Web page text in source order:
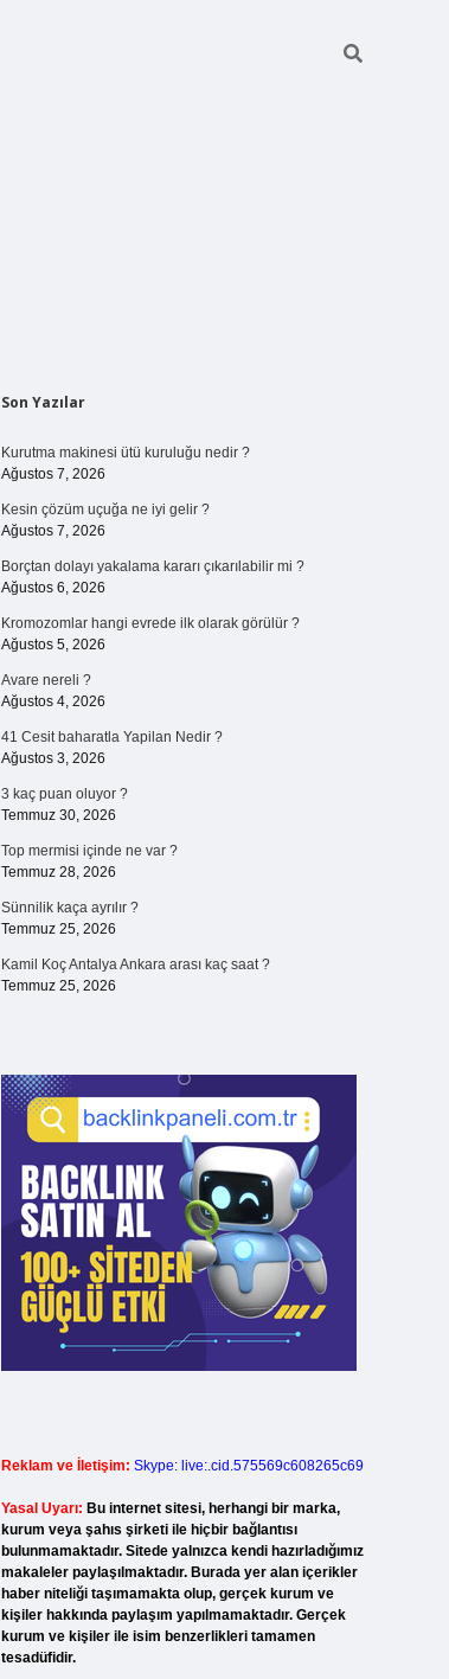
Sidebar
Son Yazılar
Kurutma makinesi ütü kuruluğu nedir ?
Ağustos 7, 2026
Kesin çözüm uçuğa ne iyi gelir ?
Ağustos 7, 2026
Borçtan dolayı yakalama kararı çıkarılabilir mi ?
Ağustos 6, 2026
Kromozomlar hangi evrede ilk olarak görülür ?
Ağustos 5, 2026
Avare nereli ?
Ağustos 4, 2026
41 Cesit baharatla Yapilan Nedir ?
Ağustos 3, 2026
3 kaç puan oluyor ?
Temmuz 30, 2026
Top mermisi içinde ne var ?
Temmuz 28, 2026
Sünnilik kaça ayrılır ?
Temmuz 25, 2026
Kamil Koç Antalya Ankara arası kaç saat ?
Temmuz 25, 2026
Reklam ve İletişim: Skype: live:.cid.575569c608265c69
Yasal Uyarı: Bu internet sitesi, herhangi bir marka,
kurum veya şahıs şirketi ile hiçbir bağlantısı
bulunmamaktadır. Sitede yalnızca kendi hazırladığımız
makaleler paylaşılmaktadır. Burada yer alan içerikler
haber niteliği taşımamakta olup, gerçek kurum ve
kişiler hakkında paylaşım yapılmamaktadır. Gerçek
kurum ve kişiler ile isim benzerlikleri tamamen
tesadüfidir.